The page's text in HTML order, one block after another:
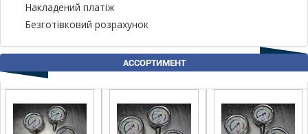
Накладений платіж
Безготівковий розрахунок
АССОРТИМЕНТ